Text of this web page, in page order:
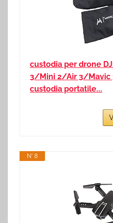
custodia per drone
3/Mini 2/Air 3/Mavic
custodia portatile...
N° 8